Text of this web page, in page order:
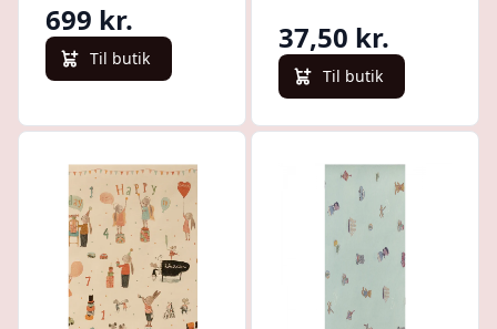
699 kr.
Til butik
37,50 kr.
Til butik